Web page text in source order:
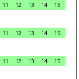
11 12 13 14
15
11 12 13 14
15
11 12 13 14
15